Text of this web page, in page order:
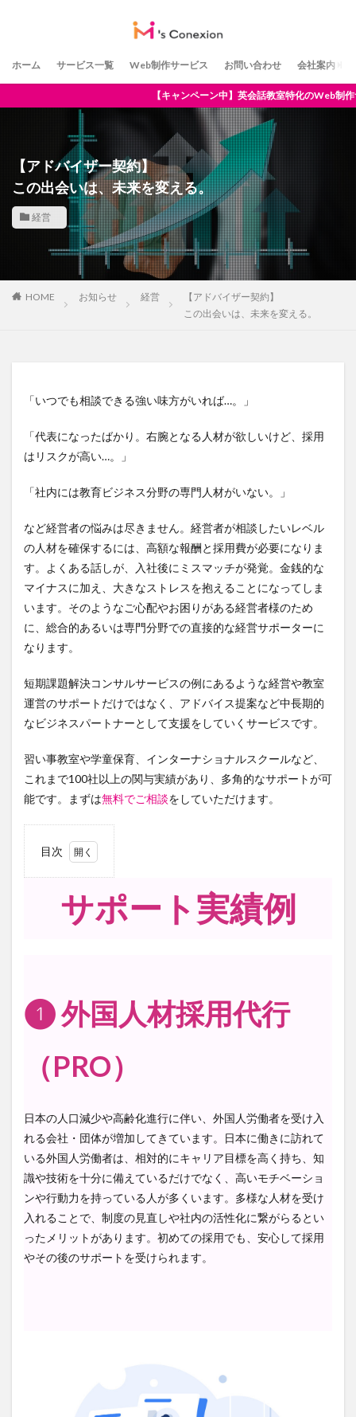
ホーム サービス一覧 Web制作サービス お問い合わせ 会社案内
ン中】英会話教室特化のWeb制作サービス開始
【アドバイザー契約】
この出会いは、未来を変える。
経営
HOME お知らせ 経営
【アドバイザー契約】
この出会いは、未来を変える。
「いつでも相談できる強い味方がいれば…。」
「代表になったばかり。右腕となる人材が欲しいけど、採用
はリスクが高い…。」
「社内には教育ビジネス分野の専門人材がいない。」
など経営者の悩みは尽きません。経営者が相談したいレベル
の人材を確保するには、高額な報酬と採用費が必要になりま
す。よくある話しが、入社後にミスマッチが発覚。金銭的な
マイナスに加え、大きなストレスを抱えることになってしま
います。そのようなご心配やお困りがある経営者様のため
に、総合的あるいは専門分野での直接的な経営サポーターに
なります。
短期課題解決コンサルサービスの例にあるような経営や教室
運営のサポートだけではなく、アドバイス提案など中長期的
なビジネスパートナーとして支援をしていくサービスです。
習い事教室や学童保育、インターナショナルスクールなど、
これまで100社以上の関与実績があり、多角的なサポートが可
能です。まずは無料でご相談をしていただけます。
目次
サル
ティ
2.1
✓ 料
金
2.2
サポート実績例
❶ 外国人材採用代行
（PRO）
日本の人口減少や高齢化進行に伴い、外国人労働者を受け入
れる会社・団体が増加してきています。日本に働きに訪れて
いる外国人労働者は、相対的にキャリア目標を高く持ち、知
識や技術を十分に備えているだけでなく、高いモチベーショ
ンや行動力を持っている人が多くいます。多様な人材を受け
入れることで、制度の見直しや社内の活性化に繋がらるとい
ったメリットがあります。初めての採用でも、安心して採用
やその後のサポートを受けられます。